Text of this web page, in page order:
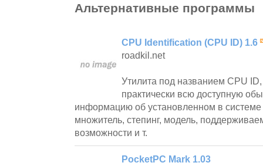
Альтернативные программы
CPU Identification (CPU ID) 1.6
roadkil.net
Утилита под названием CPU
практически всю доступную
информацию об установленном в системе
множитель, степинг, модель,
возможности и т.
PocketPC Mark 1.03